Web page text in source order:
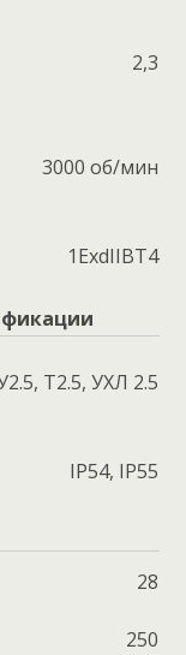
2,3
3000 об/мин
1ExdIIBT4
Т2.5, УХЛ 2.5
IP54, IP55
28
250